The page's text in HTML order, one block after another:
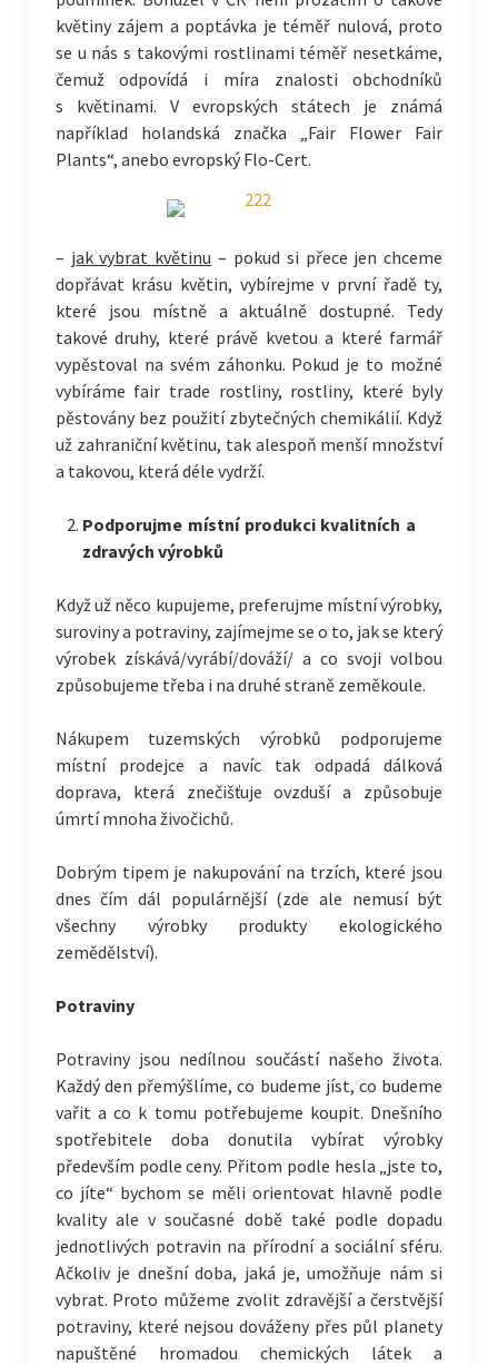
květiny zájem a poptávka je téměř nulová, proto
se u nás s takovými rostlinami téměř nesetkáme,
čemuž odpovídá i míra znalosti obchodníků
s květinami. V evropských státech je známá
například holandská značka „Fair Flower Fair
Plants“, anebo evropský Flo-Cert.
– jak vybrat květinu – pokud si přece jen chceme
dopřávat krásu květin, vybírejme v první řadě ty,
které jsou místně a aktuálně dostupné. Tedy
takové druhy, které právě kvetou a které farmář
vypěstoval na svém záhonku. Pokud je to možné
vybíráme fair trade rostliny, rostliny, které byly
pěstovány bez použití zbytečných chemikálií. Když
už zahraniční květinu, tak alespoň menší množství
a takovou, která déle vydrží.
Podporujme místní produkci kvalitních a
zdravých výrobků
Když už něco kupujeme, preferujme místní výrobky,
suroviny a potraviny, zajímejme se o to, jak se který
výrobek získává/vyrábí/dováží/ a co svoji volbou
způsobujeme třeba i na druhé straně zeměkoule.
Nákupem tuzemských výrobků podporujeme
místní prodejce a navíc tak odpadá dálková
doprava, která znečišťuje ovzduší a způsobuje
úmrtí mnoha živočichů.
Dobrým tipem je nakupování na trzích, které jsou
dnes čím dál populárnější (zde ale nemusí být
všechny výrobky produkty ekologického
zemědělství).
Potraviny
Potraviny jsou nedílnou součástí našeho života.
Každý den přemýšlíme, co budeme jíst, co budeme
vařit a co k tomu potřebujeme koupit. Dnešního
spotřebitele doba donutila vybírat výrobky
především podle ceny. Přitom podle hesla „jste to,
co jíte“ bychom se měli orientovat hlavně podle
kvality ale v současné době také podle dopadu
jednotlivých potravin na přírodní a sociální sféru.
Ačkoliv je dnešní doba, jaká je, umožňuje nám si
vybrat. Proto můžeme zvolit zdravější a čerstvější
potraviny, které nejsou dováženy přes půl planety
napuštěné hromadou chemických látek a